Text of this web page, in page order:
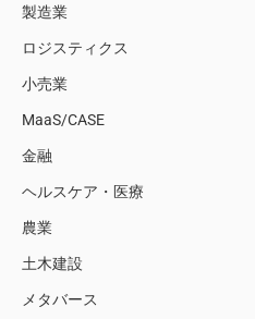
製造業
ロジスティクス
小売業
MaaS/CASE
金融
ヘルスケア・医療
農業
土木建設
メタバース